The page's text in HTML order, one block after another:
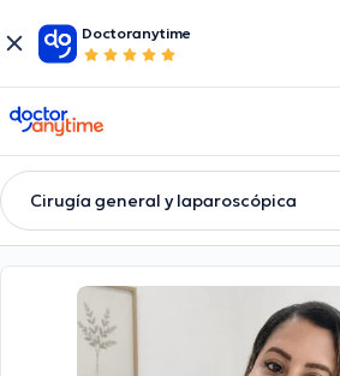
Doctoranytime
doctoranytime
Cirugía general y laparoscópica